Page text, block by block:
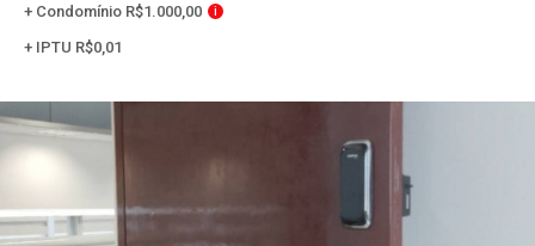
+ Condomínio R$1.000,00 i
+ IPTU R$0,01